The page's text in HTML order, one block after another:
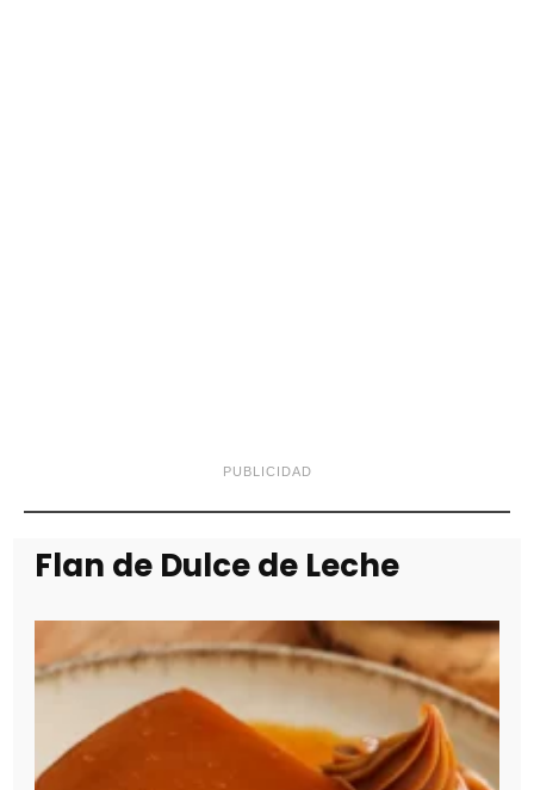
PUBLICIDAD
Flan de Dulce de Leche